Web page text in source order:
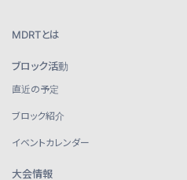
MDRTとは
ブロック活動
直近の予定
ブロック紹介
イベントカレンダー
大会情報